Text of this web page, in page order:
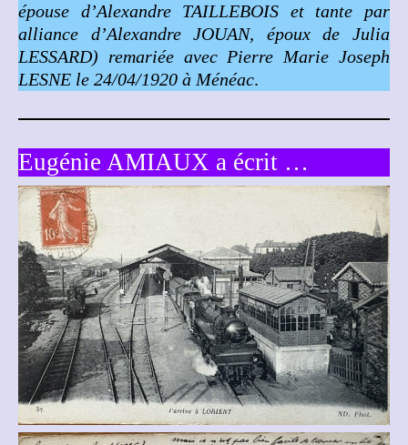
épouse d’Alexandre TAILLEBOIS et tante par
alliance d’Alexandre JOUAN, époux de Julia
LESSARD) remariée avec Pierre Marie Joseph
LESNE le 24/04/1920 à Ménéac.
Eugénie AMIAUX a écrit …